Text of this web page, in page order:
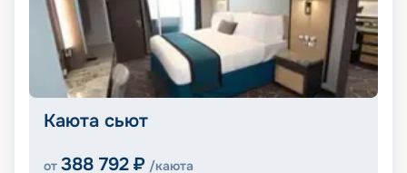
Каюта сьют
от 388 792 ₽ /каюта